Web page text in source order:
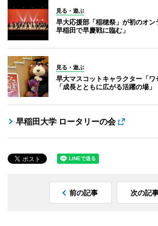
見る・遊ぶ
早大応援部「稲穂祭」が初のオン
早稲田で早慶戦に臨む」
見る・遊ぶ
早大マスコットキャラクター「
「成長とともに広がる活躍の場」
早稲田大学 ロータリーの会
前の記事 次の記